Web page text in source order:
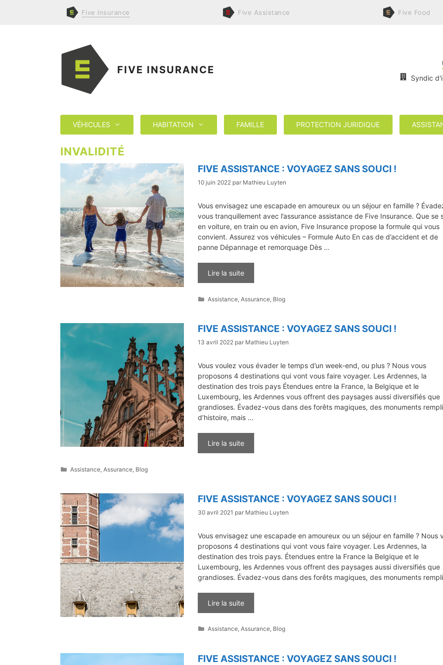
Five Insurance Five Assistance Five Food
Syndic
FIVE INSURANCE
VÉHICULES HABITATION FAMILLE PROTECTION JURIDIQUE
INVALIDITÉ
FIVE ASSISTANCE : VOYAGEZ SANS SOUCI !
10 juin 2022 par Mathieu Luyten
Vous envisagez une escapade en amoureux ou un séjour en famille ?
vous tranquillement avec l’assurance assistance de Five Insurance. Que se
en voiture, en train ou en avion, Five Insurance propose la formule qui vous
convient. Assurez vos véhicules – Formule Auto En cas de d’accident et de
panne Dépannage et remorquage Dès …
Lire la suite
Catégories
Assistance ,Assurance Blog
FIVE ASSISTANCE : VOYAGEZ SANS SOUCI !
13 avril 2022 par Mathieu Luyten
Vous voulez vous évader le temps d’un week-end, ou plus ? Nous vous
proposons 4 destinations qui vont vous faire voyager. Les Ardennes, la
destination des trois pays Étendues entre la France, la Belgique et le
Luxembourg, les Ardennes vous offrent des paysages aussi diversifiés que
grandioses. Évadez-vous dans des forêts magiques, des monuments
d’histoire, mais …
Lire la suite
Catégories
Assistance ,Assurance Blog
FIVE ASSISTANCE : VOYAGEZ SANS SOUCI !
30 avril 2021 par Mathieu Luyten
Vous envisagez une escapade en amoureux ou un séjour en famille ? Nous
proposons 4 destinations qui vont vous faire voyager. Les Ardennes, la
destination des trois pays. Étendues entre la France la Belgique et le
Luxembourg, les Ardennes vous offrent des paysages aussi diversifiés que
grandioses. Évadez-vous dans des forêts magiques, des monuments
Lire la suite
Catégories
Assistance,Assurance, Blog
FIVE ASSISTANCE : VOYAGEZ SANS SOUCI !